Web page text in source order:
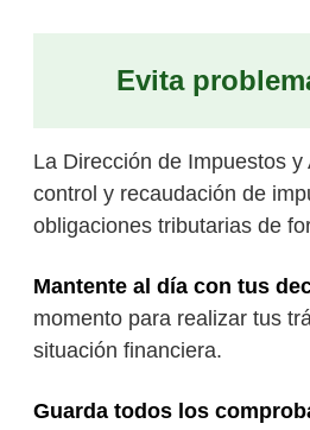
Evita
La Dirección de Impuestos
control y recaudación de
obligaciones tributarias de
Mantente al día con tus
momento para realizar tus
situación financiera.
Guarda todos los